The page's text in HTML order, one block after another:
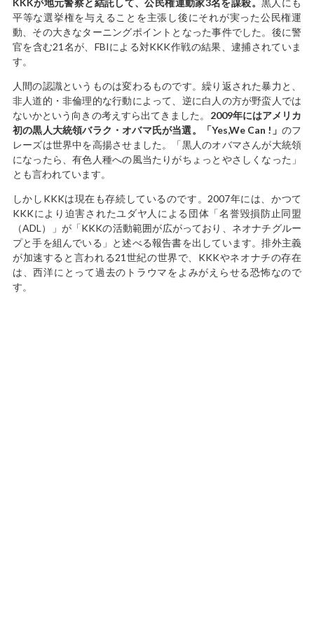
平等な選挙権を与えることを主張し後にそれが実った公民権運
動、その大きなターニングポイントとなった事件でした。後に警
官を含む21名が、FBIによる対KKK作戦の結果、逮捕されていま
す。
人間の認識というものは変わるものです。繰り返された暴力と、
非人道的・非倫理的な行動によって、逆に白人の方が野蛮人では
ないかという向きの考えすら出てきました。 2009年にはアメリカ
初の黒人大統領バラク・オバマ氏が当選。「Yes,We Can !」 のフ
レーズは世界中を高揚させました。「黒人のオバマさんが大統領
になったら、有色人種への風当たりがちょっとやさしくなった」
とも言われています。
しかしKKKは現在も存続しているのです。2007年には、かつて
KKKにより迫害されたユダヤ人による団体「名誉毀損防止同盟
（ADL）」が「KKKの活動範囲が広がっており、ネオナチグルー
プと手を組んでいる」と述べる報告書を出しています。排外主義
が加速すると言われる21世紀の世界で、KKKやネオナチの存在
は、西洋にとって過去のトラウマをよみがえらせる恐怖なので
す。